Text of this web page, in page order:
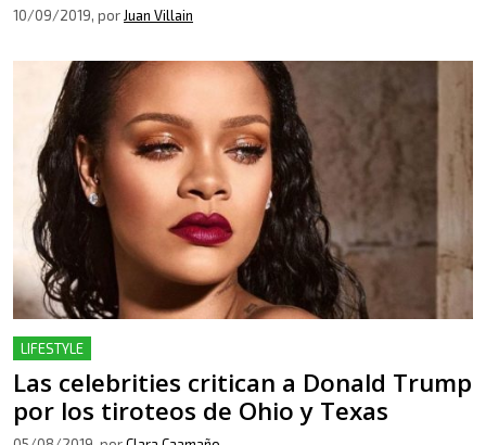
10/09/2019, por Juan Villain
LIFESTYLE
Las celebrities critican a Donald Trump
por los tiroteos de Ohio y Texas